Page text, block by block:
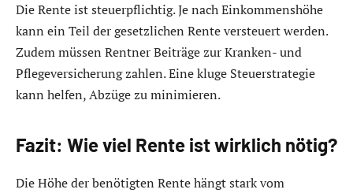
Die Rente ist steuerpflichtig. Je nach Einkommenshöhe
kann ein Teil der gesetzlichen Rente versteuert werden.
Zudem müssen Rentner Beiträge zur Kranken- und
Pflegeversicherung zahlen. Eine kluge Steuerstrategie
kann helfen, Abzüge zu minimieren.
Fazit: Wie viel Rente ist wirklich nötig?
Die Höhe der benötigten Rente hängt stark vom